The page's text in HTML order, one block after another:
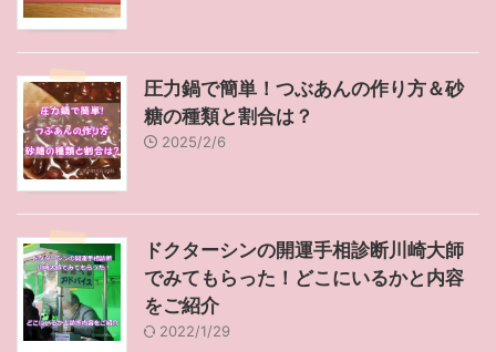
圧力鍋で簡単！つぶあんの作り方＆砂
糖の種類と割合は？
2025/2/6
ドクターシンの開運手相診断川崎大師
でみてもらった！どこにいるかと内容
をご紹介
2022/1/29